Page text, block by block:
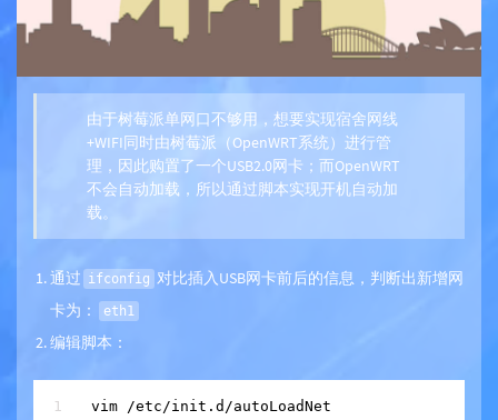
由于树莓派单网口不够用，想要实现宿舍网线
+WIFI同时由树莓派（OpenWRT系统）进行管
理，因此购置了一个USB2.0网卡；而OpenWRT
不会自动加载，所以通过脚本实现开机自动加
载。
通过 ifconfig 对比插入USB网卡前后的信息，判断出新增网
卡为：
eth1
编辑脚本：
vim /etc /